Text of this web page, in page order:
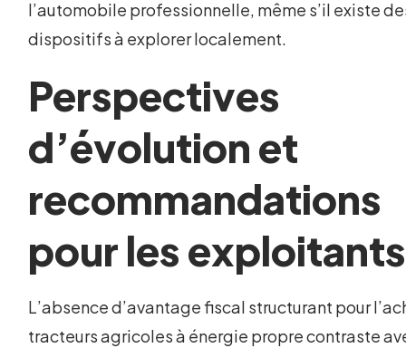
l’automobile professionnelle, même s’il existe
dispositifs à explorer localement.
Perspectives
d’évolution et
recommandations
pour les exploitants
L’absence d’avantage fiscal structurant pour
tracteurs agricoles à énergie propre contraste